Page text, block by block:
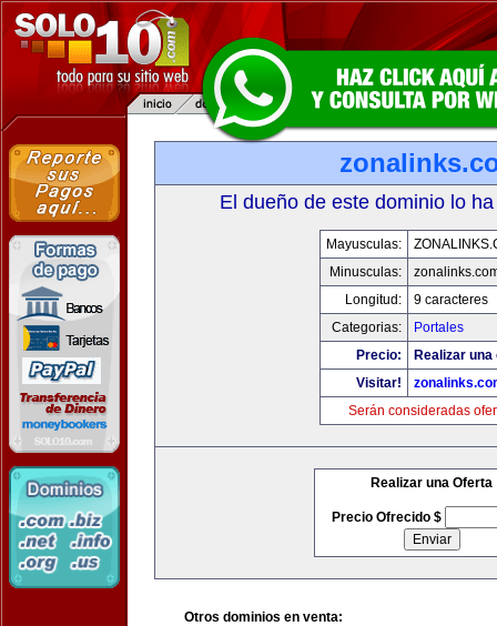
El dueño de este dominio lo
Mayusculas:
Minusculas:
Longitud:
9 caracteres
Categorias:
Portales
Precio:
Realizar
Visitar!
Serán consideradas
Realizar una Oferta
Precio Ofrecido $
Otros dominios en venta: